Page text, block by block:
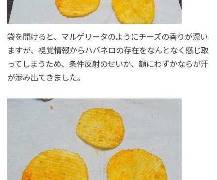
袋を開けると、マルゲリータのようにチーズの香りが漂い
ますが、視覚情報からハバネロの存在をなんとなく感じ取
ってしまうため、条件反射のせいか、額にわずかならが汗
が滲み出てきました。